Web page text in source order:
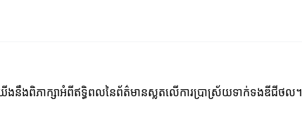
ើងនឹងពិភាក្សាអំពីឥទ្ធិពលនៃព័ត៌មានស្លតលើការប្រាស្រ័យទាក់ទងឌីជីថល។